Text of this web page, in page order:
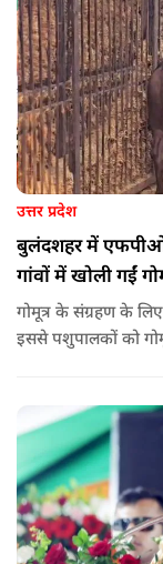
उत्तर प्रदेश
बुलंदशहर में
गांवों में खोली गईं
गोमूत्र के संग्रहण के
इससे पशुपालकों को
आसान हुआ है.